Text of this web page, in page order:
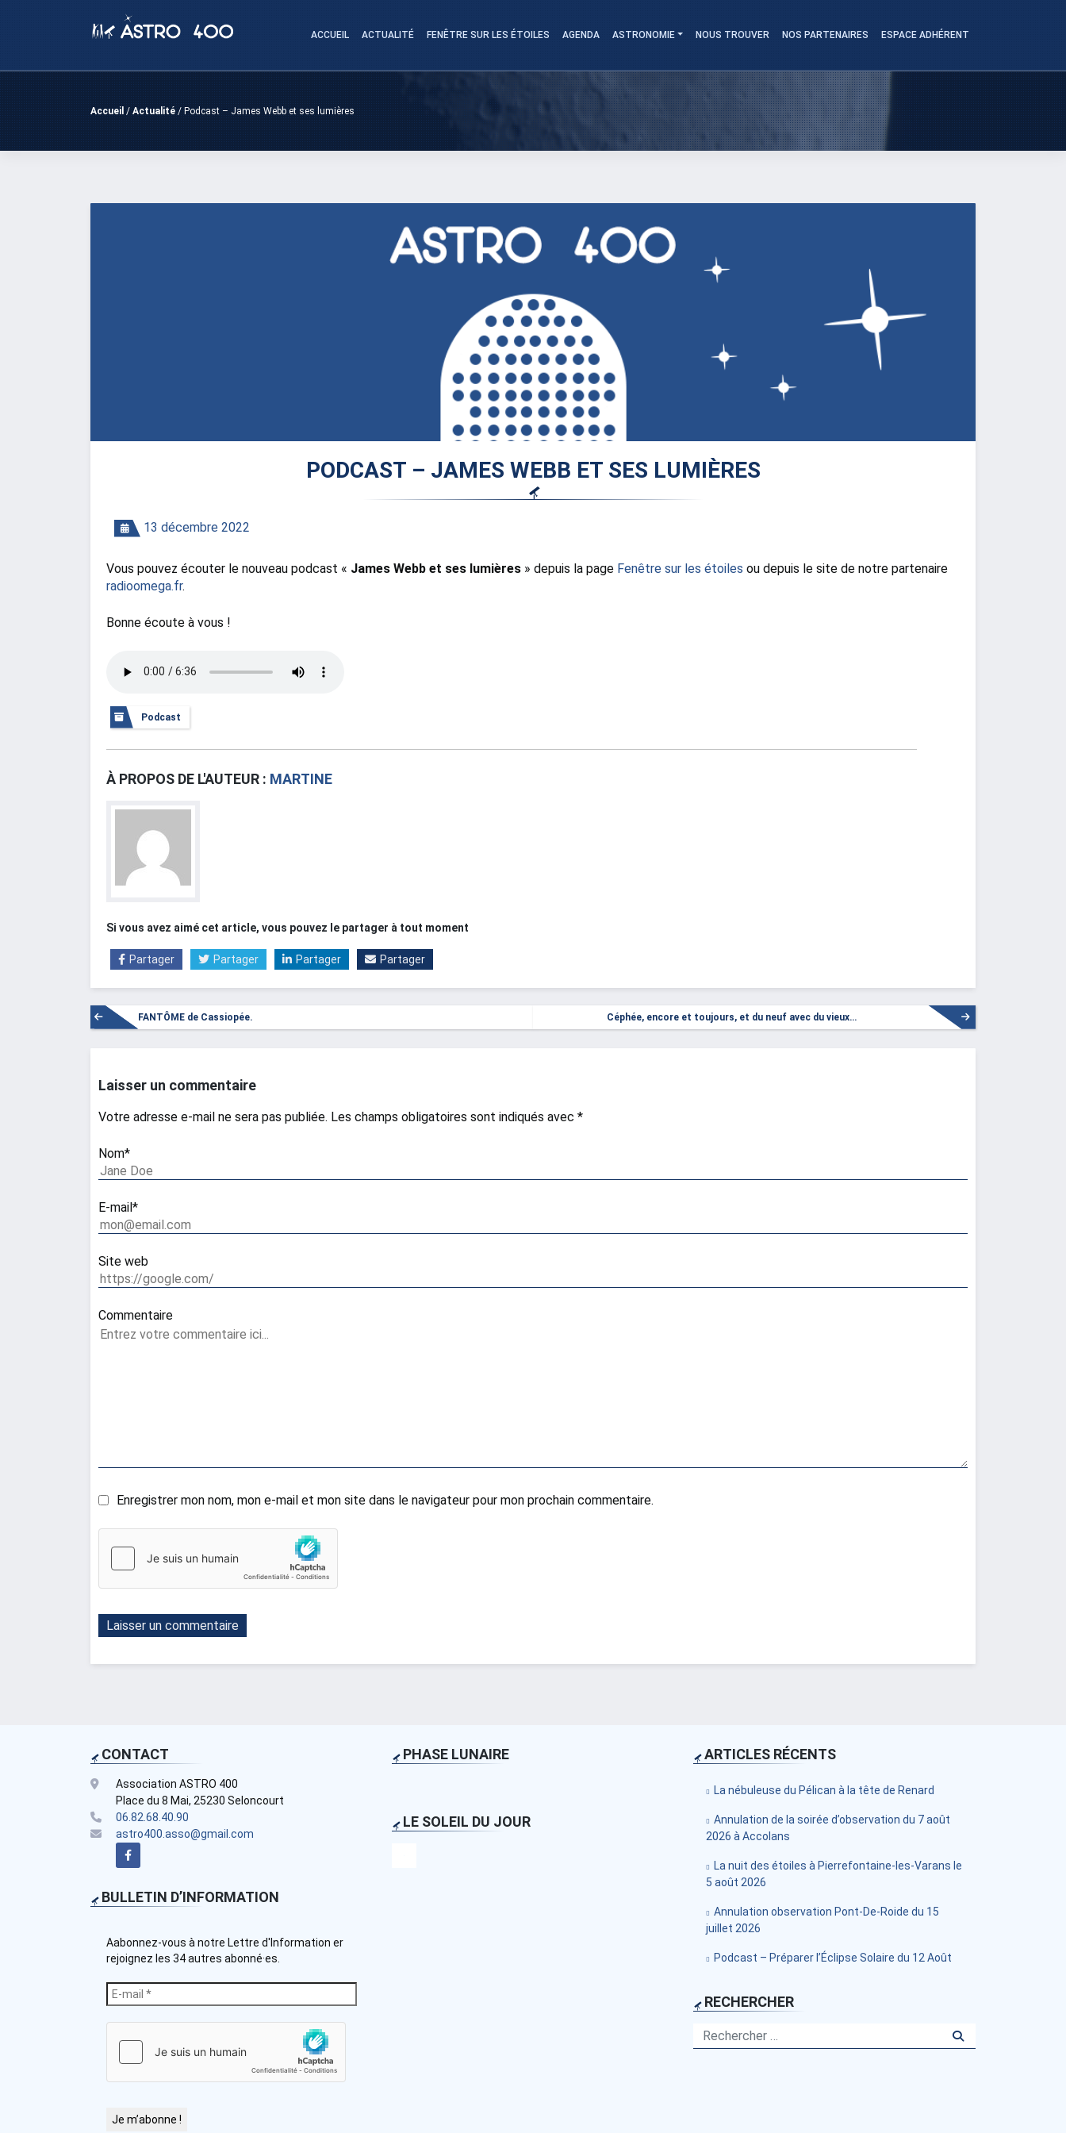
ACCUEIL ACTUALITÉ FENÊTRE SUR LES ÉTOILES AGENDA ASTRONOMIE NOUS TROUVER NOS PARTENAIRES ESPACE ADHÉRENT
Accueil/Actualité/Podcast – James Webb et ses lumières
PODCAST – JAMES WEBB ET SES LUMIÈRES
13 décembre 2022
Vous pouvez écouter le nouveau podcast « James Webb et ses lumières » depuis la page Fenêtre sur les étoiles ou depuis le site de notre partenaire
radioomega.fr.
Bonne écoute à vous !
Podcast
À PROPOS DE L'AUTEUR : MARTINE
Si vous avez aimé cet article, vous pouvez le partager à tout moment
Partager Partager Partager Partager
FANTÔME de Cassiopée. Céphée, encore et toujours, et du neuf avec du vieux…
Laisser un commentaire
Votre adresse e-mail ne sera pas publiée. Les champs obligatoires sont indiqués avec *
Nom*
E-mail*
Site web
Commentaire
Enregistrer mon nom, mon e-mail et mon site dans le navigateur pour mon prochain commentaire.
CONTACT
Association ASTRO 400
Place du 8 Mai, 25230 Seloncourt
06.82.68.40.90
astro400.asso@gmail.com
BULLETIN D’INFORMATION
Aabonnez-vous à notre Lettre d'Information er
rejoignez les 34 autres abonné·es.
PHASE LUNAIRE
LE SOLEIL DU JOUR
ARTICLES RÉCENTS
La nébuleuse du Pélican à la tête de Renard
Annulation de la soirée d’observation du 7 août
2026 à Accolans
La nuit des étoiles à Pierrefontaine-les-Varans le
5 août 2026
Annulation observation Pont-De-Roide du 15
juillet 2026
Podcast – Préparer l’Éclipse Solaire du 12 Août
RECHERCHER